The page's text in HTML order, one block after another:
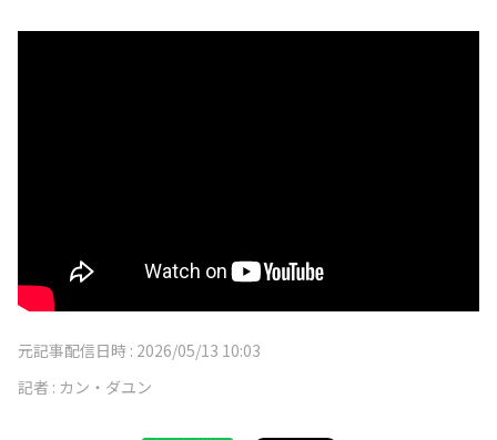
元記事配信日時 : 2026/05/13 10:03
記者 : カン・ダユン